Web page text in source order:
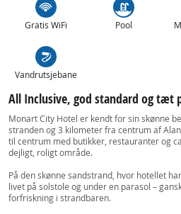
Gratis WiFi Pool
Vandrutsjebane
All Inclusive, god standard og tæt
Monart City Hotel er kendt for sin skønne
stranden og 3 kilometer fra centrum af
til centrum med butikker, restauranter og
dejligt, roligt område.
På den skønne sandstrand, hvor hotellet
livet på solstole og under en parasol –
forfriskning i strandbaren.